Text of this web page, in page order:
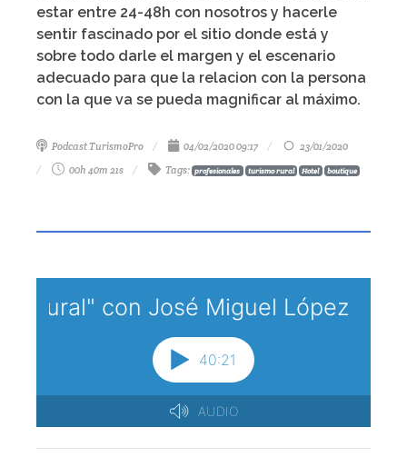
estar entre 24-48h con nosotros y hacerle
sentir fascinado por el sitio donde está y
sobre todo darle el margen y el escenario
adecuado para que la relacion con la persona
con la que va se pueda magnificar al máximo.
Podcast TurismoPro 04/02/2020 09:17
23/01/2020
00h 40m 21s
Tags: profesionales turismo rural Hotel boutique